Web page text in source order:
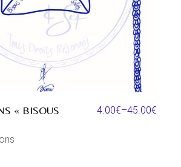
« BISOUS
4.00€–45.00€